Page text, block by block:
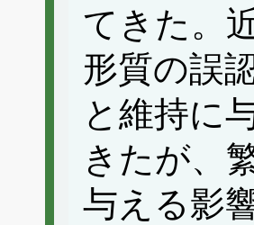
てきた。
形質の誤
と維持に
きたが、
与える影